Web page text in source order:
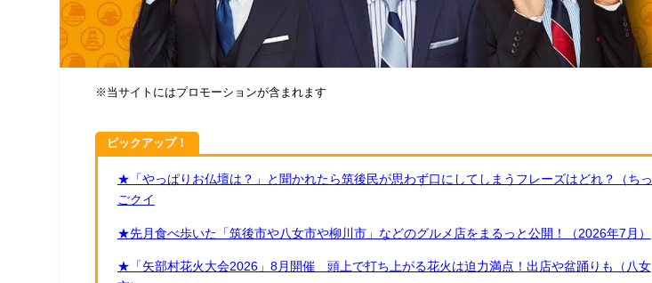
※当サイトにはプロモーションが含まれます
ピックアップ！
★「やっぱりお仏壇は？」と聞かれたら筑後民が思わず口にしてしまうフレーズはどれ？（ちっ
ごクイ
★先月食べ歩いた「筑後市や八女市や柳川市」などのグルメ店をまるっと公開！（2026年7月）
★「矢部村花火大会2026」8月開催 頭上で打ち上がる花火は迫力満点！出店や盆踊りも（八女